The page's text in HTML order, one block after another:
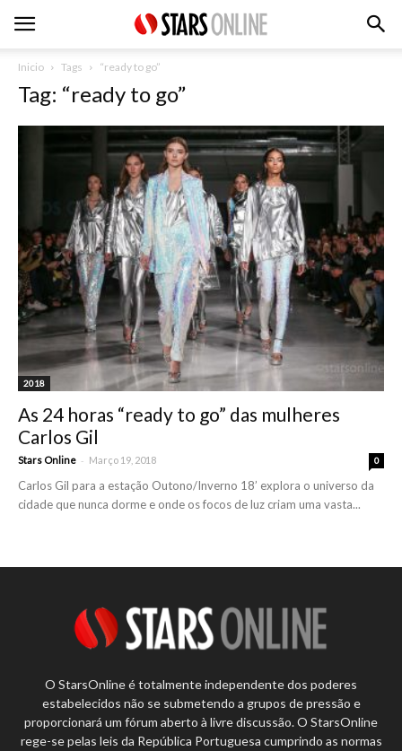
Inicio Tags “ready to go”
Tag: “ready to go”
2018
As 24 horas “ready to go” das mulheres
Carlos Gil
Stars Online - Março 19, 2018 0
Carlos Gil para a estação Outono/Inverno 18’ explora o universo da
cidade que nunca dorme e onde os focos de luz criam uma vasta...
O StarsOnline é totalmente independente dos poderes
estabelecidos não se submetendo a grupos de pressão e
proporcionará um fórum aberto à livre discussão. O StarsOnline
rege-se pelas leis da República Portuguesa cumprindo as normas